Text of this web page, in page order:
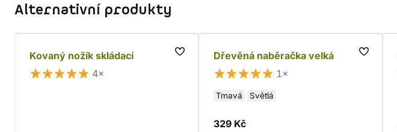
Alternativní produkty
Kovaný nožík skládací
4×
Dřevěná naběračka velká
1×
Tmavá Světlá
329 Kč